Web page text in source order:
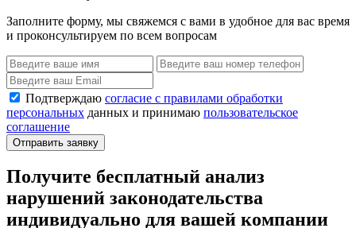
Заполните форму, мы свяжемся с вами в удобное для вас время
и проконсультируем по всем вопросам
Подтверждаю согласие с правилами обработки
персональных данных и принимаю пользовательское
соглашение
Отправить заявку
Получите бесплатный анализ
нарушений законодательства
индивидуально для вашей компании